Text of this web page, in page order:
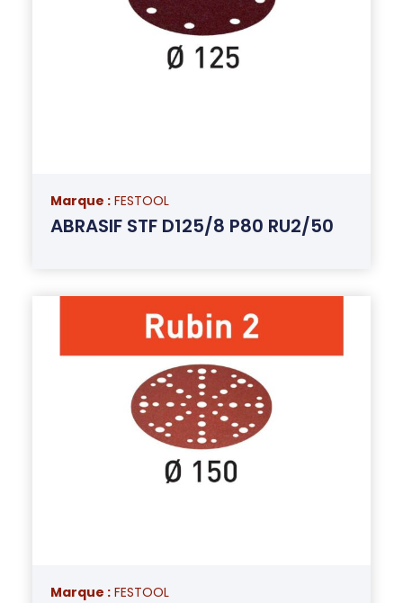
Marque : FESTOOL
ABRASIF STF D125/8 P80 RU2/50
Marque : FESTOOL